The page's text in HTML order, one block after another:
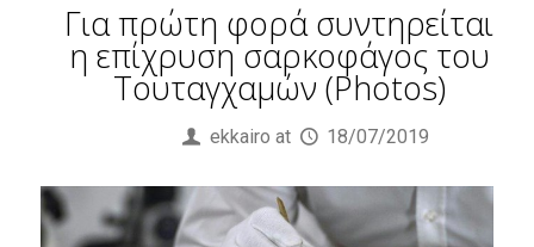
Για πρώτη φορά συντηρείται
η επίχρυση σαρκοφάγος του
Τουταγχαμών (Photos)
ekkairo at 18/07/2019